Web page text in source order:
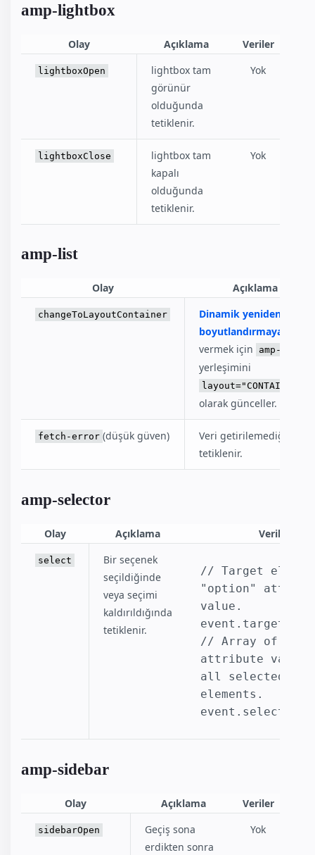
amp-lightbox
Olay Açıklama Veriler
lightboxOpen
lightbox tam
görünür
olduğunda
tetiklenir.
Yok
lightboxClose
lightbox tam
kapalı
olduğunda
tetiklenir.
Yok
amp-list
Olay Açıklama
changeToLayoutContainer
Dinamik yeniden
boyutlandırmaya
vermek için
amp-list
yerleşimini
layout="CONTAINTER"
olarak günceller.
fetch-error (düşük güven)
Veri getirilemediğinde
tetiklenir.
amp-selector
Olay Açıklama Veriler
select
Bir seçenek
seçildiğinde
veya seçimi
kaldırıldığında
tetiklenir.
// Target
"option"
value.
// Array of
attribute
all selected
elements.
amp-sidebar
Olay Açıklama Veriler
sidebarOpen
Geçiş sona
erdikten sonra
Yok